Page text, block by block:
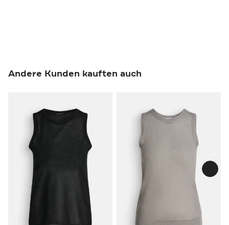
Andere Kunden kauften auch